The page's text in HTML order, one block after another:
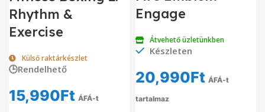
Rhythm &
Exercise
Külső raktárkészlet
🕒Rendelhető
15,990Ft ÁFÁ-t
Engage
Átvehető üzletünkben
Készleten
20,990Ft ÁFÁ-t
tartalmaz